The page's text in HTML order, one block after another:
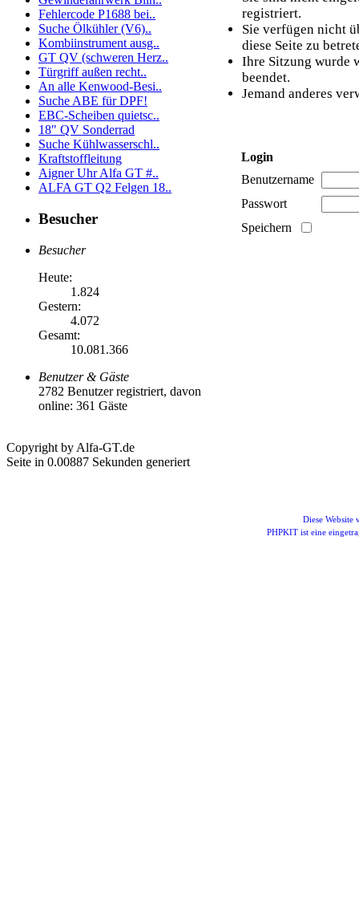
Fehlercode P1688 bei..
Suche Ölkühler (V6)..
Kombiinstrument ausg..
GT QV (schweren Herz..
Türgriff außen recht..
An alle Kenwood-Besi..
Suche ABE für DPF!
EBC-Scheiben quietsc..
18" QV Sonderrad
Suche Kühlwasserschl..
Kraftstoffleitung
Aigner Uhr Alfa GT #..
ALFA GT Q2 Felgen 18..
Besucher
Besucher
Heute:
1.824
Gestern:
4.072
Gesamt:
10.081.366
Benutzer & Gäste
2782 Benutzer registriert, davon
online: 361 Gäste
registriert.
Sie verfügen nicht
diese Seite zu
Ihre Sitzung wurde
beendet.
Jemand anderes
Login
Benutzername
Passwort
Speichern
Copyright by Alfa-GT.de
Seite in 0.00887 Sekunden generiert
Diese Website
PHPKIT ist eine